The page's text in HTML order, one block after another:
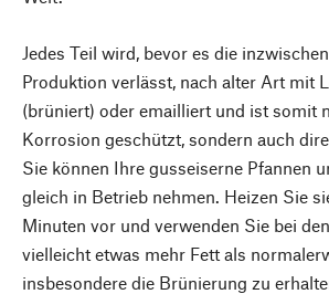
Jedes Teil wird, bevor es die
Produktion verlässt, nach alter Art mit
(brüniert) oder emailliert und ist somit
Korrosion geschützt, sondern auch
Sie können Ihre gusseiserne Pfannen
gleich in Betrieb nehmen. Heizen Sie
Minuten vor und verwenden Sie bei
vielleicht etwas mehr Fett als
insbesondere die Brünierung zu